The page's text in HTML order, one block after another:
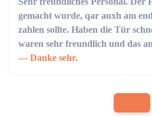
gemacht wurde, qar auxh am
zahlen sollte. Haben die Tür
waren sehr freundlich und das
Danke sehr.